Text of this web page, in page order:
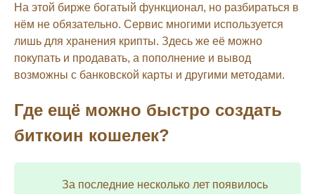
На этой бирже богатый функционал, но разбираться в
нём не обязательно. Сервис многими используется
лишь для хранения крипты. Здесь же её можно
покупать и продавать, а пополнение и вывод
возможны с банковской карты и другими методами.
Где ещё можно быстро создать
биткоин кошелек?
За последние несколько лет появилось